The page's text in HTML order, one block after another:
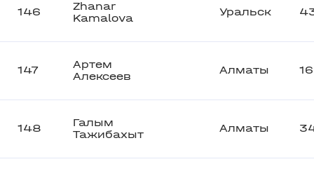
146
Zhanar
Kamalova
Уральск
147
Артем
Алексеев
Алматы
148
Галым
Тажибахыт
Алматы